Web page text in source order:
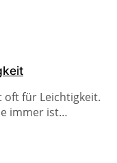
oft für Leichtigkeit.
immer ist…